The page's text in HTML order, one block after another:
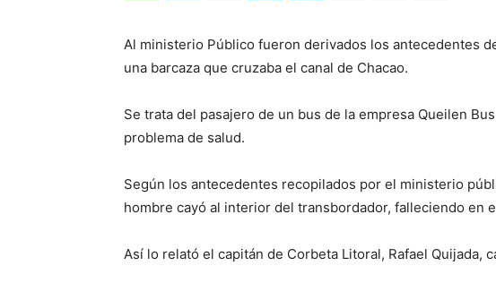
Al ministerio Público fueron derivados los antecedentes
una barcaza que cruzaba el canal de Chacao.
Se trata del pasajero de un bus de la empresa Queilen
problema de salud.
Según los antecedentes recopilados por el ministerio
hombre cayó al interior del transbordador, falleciendo en
Así lo relató el capitán de Corbeta Litoral, Rafael Quijada,